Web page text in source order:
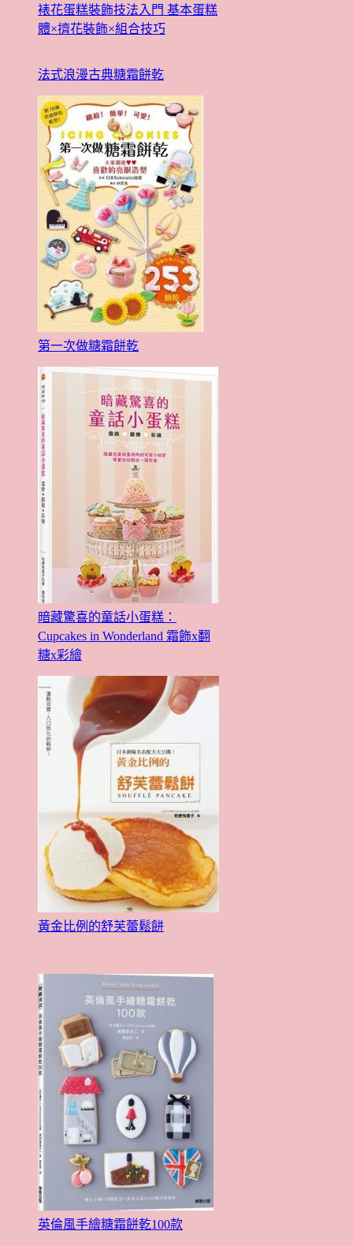
裱花蛋糕裝飾技法入門 基本蛋糕
體×擠花裝飾×組合技巧
法式浪漫古典糖霜餅乾
第一次做糖霜餅乾
暗藏驚喜的童話小蛋糕：
Cupcakes in Wonderland 霜飾x翻
糖x彩繪
黃金比例的舒芙蕾鬆餅
英倫風手繪糖霜餅乾100款